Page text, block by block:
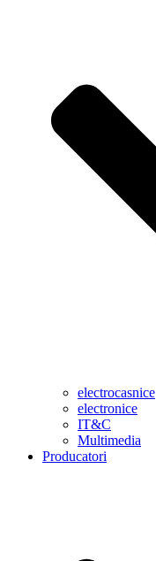
electrocasnice
electronice
IT&C
Multimedia
Producatori